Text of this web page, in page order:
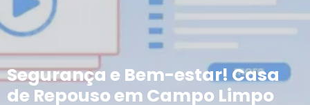
Segurança e Bem-estar! Casa
de Repouso em Campo Limpo